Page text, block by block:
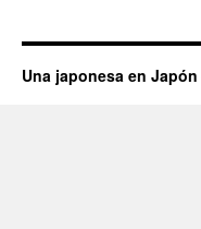
Una japonesa en Japón